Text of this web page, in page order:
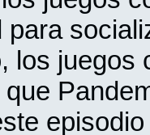
para
los juegos